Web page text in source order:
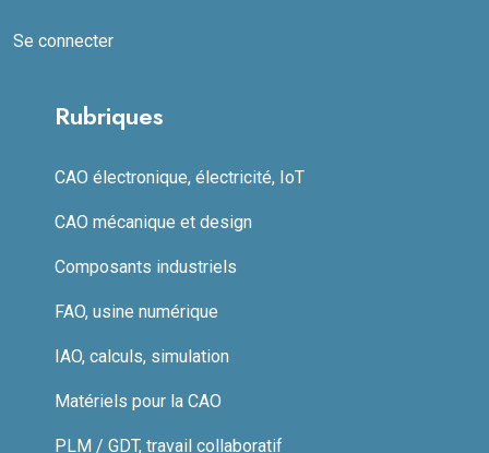
Se connecter
Rubriques
CAO électronique, électricité, IoT
CAO mécanique et design
Composants industriels
FAO, usine numérique
IAO, calculs, simulation
Matériels pour la CAO
PLM / GDT, travail collaboratif